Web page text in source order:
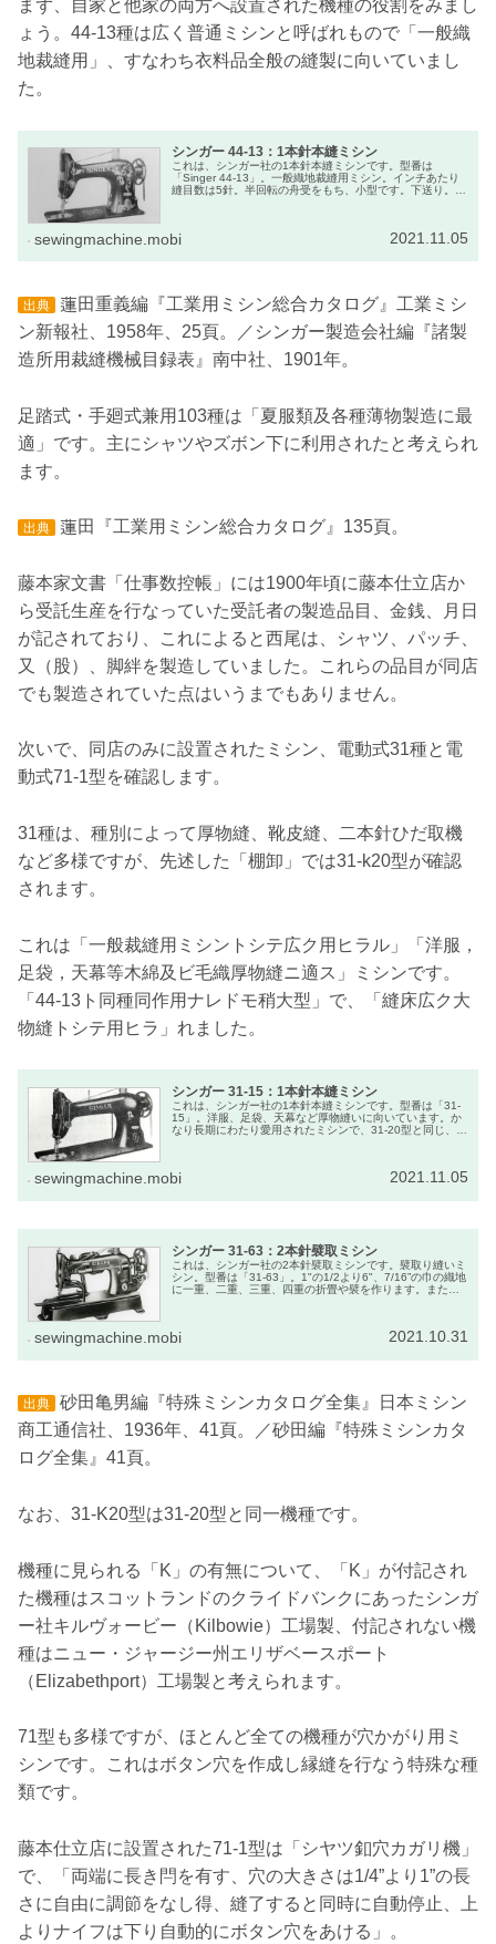
まず、自家と他家の両方へ設置された機種の役割をみまし
ょう。44-13種は広く普通ミシンと呼ばれもので「一般織
地裁縫用」、すなわち衣料品全般の縫製に向いていまし
た。
シンガー 44-13：1本針本縫ミシン
これは、シンガー社の1本針本縫ミシンです。型番は
「Singer 44-13」。一般織地裁縫用ミシン。インチあたり
縫目数は5針。半回転の舟受をもち、小型です。下送り。や
sewingmachine.mobi 2021.11.05
出典
蓮田重義編『工業用ミシン総合カタログ』工業ミシ
ン新報社、1958年、25頁。／シンガー製造会社編『諸製
造所用裁縫機械目録表』南中社、1901年。
足踏式・手廻式兼用103種は「夏服類及各種薄物製造に最
適」です。主にシャツやズボン下に利用されたと考えられ
ます。
出典 蓮田『工業用ミシン総合カタログ』135頁。
藤本家文書「仕事数控帳」には1900年頃に藤本仕立店か
ら受託生産を行なっていた受託者の製造品目、金銭、月日
が記されており、これによると西尾は、シャツ、パッチ、
又（股）、脚絆を製造していました。これらの品目が同店
でも製造されていた点はいうまでもありません。
次いで、同店のみに設置されたミシン、電動式31種と電
動式71-1型を確認します。
31種は、種別によって厚物縫、靴皮縫、二本針ひだ取機
など多様ですが、先述した「棚卸」では31-k20型が確認
されます。
これは「一般裁縫用ミシントシテ広ク用ヒラル」「洋服，
足袋，天幕等木綿及ビ毛織厚物縫ニ適ス」ミシンです。
「44-13ト同種同作用ナレドモ稍大型」で、「縫床広ク大
物縫トシテ用ヒラ」れました。
シンガー 31-15：1本針本縫ミシン
これは、シンガー社の1本針本縫ミシンです。型番は「31-
15」。洋服、足袋、天幕など厚物縫いに向いています。か
なり長期にわたり愛用されたミシンで、31-20型と同じ、
sewingmachine.mobi 2021.11.05
シンガー 31-63：2本針襞取ミシン
これは、シンガー社の2本針襞取ミシンです。襞取り縫いミ
シン。型番は「31-63」。1"の1/2より6"、7/16”の巾の織地
に一重、二重、三重、四重の折畳や襞を作ります。また、
sewingmachine.mobi 2021.10.31
出典
砂田亀男編『特殊ミシンカタログ全集』日本ミシン
商工通信社、1936年、41頁。／砂田編『特殊ミシンカタ
ログ全集』41頁。
なお、31-K20型は31-20型と同一機種です。
機種に見られる「K」の有無について、「K」が付記され
た機種はスコットランドのクライドバンクにあったシンガ
ー社キルヴォービー（Kilbowie）工場製、付記されない機
種はニュー・ジャージー州エリザベースポート
（Elizabethport）工場製と考えられます。
71型も多様ですが、ほとんど全ての機種が穴かがり用ミ
シンです。これはボタン穴を作成し縁縫を行なう特殊な種
類です。
藤本仕立店に設置された71-1型は「シヤツ釦穴カガリ機」
で、「両端に長き閂を有す、穴の大きさは1/4”より1”の長
さに自由に調節をなし得、縫了すると同時に自動停止、上
よりナイフは下り自動的にボタン穴をあける」。